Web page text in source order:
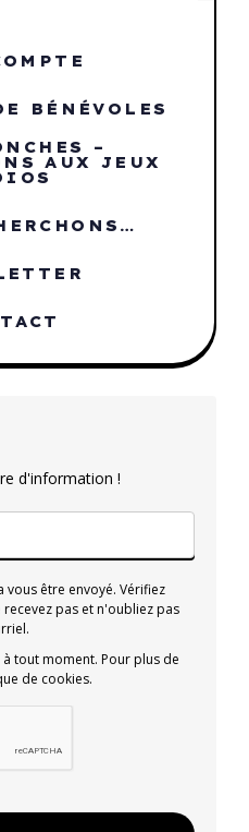
BÉNÉVOLES
–
AUX JEUX
d'information !
être envoyé. Vérifiez
pas et n'oubliez pas
tout moment. Pour plus de
de cookies.